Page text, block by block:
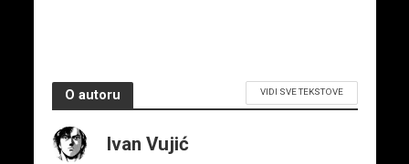
O autoru VIDI SVE TEKSTOVE
Ivan Vujić